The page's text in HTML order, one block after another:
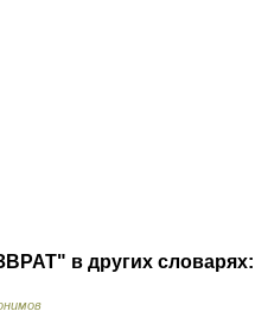
в других словарях: